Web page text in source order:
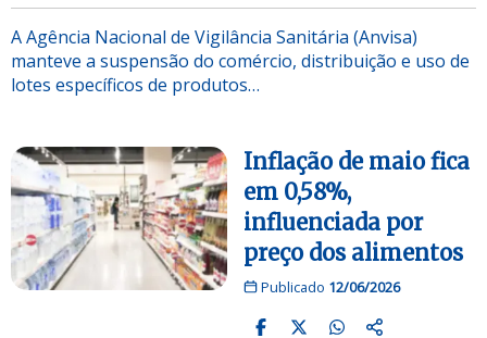
A Agência Nacional de Vigilância Sanitária (Anvisa)
manteve a suspensão do comércio, distribuição e uso de
lotes específicos de produtos…
Inflação de maio fica
em 0,58%,
influenciada por
preço dos alimentos
Publicado 12/06/2026